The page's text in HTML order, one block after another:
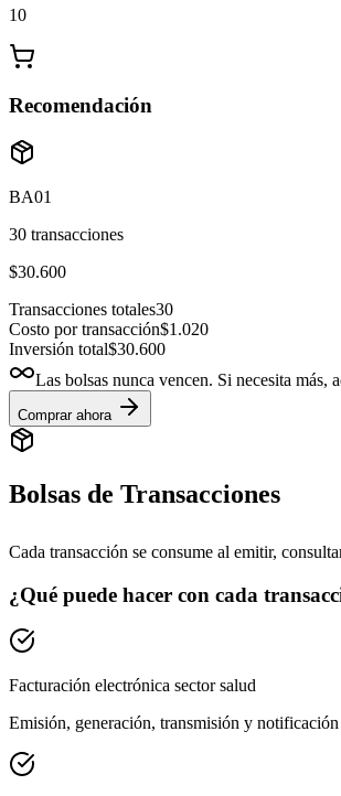
10
Recomendación
BA01
30 transacciones
$30.600
Transacciones totales30
Costo por transacción$1.020
Inversión total$30.600
Las bolsas nunca vencen. Si necesita más,
Comprar ahora
Bolsas de Transacciones
Cada transacción se consume al emitir,
¿Qué puede hacer con cada
Facturación electrónica sector salud
Emisión, generación, transmisión y